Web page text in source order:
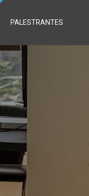
PALESTRANTES